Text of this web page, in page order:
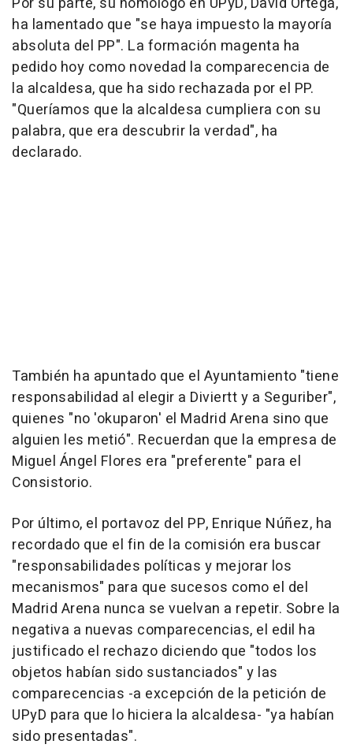
ha lamentado que "se haya impuesto la mayoría
absoluta del PP". La formación magenta ha
pedido hoy como novedad la comparecencia de
la alcaldesa, que ha sido rechazada por el PP.
"Queríamos que la alcaldesa cumpliera con su
palabra, que era descubrir la verdad", ha
declarado.
También ha apuntado que el Ayuntamiento "tiene
responsabilidad al elegir a Diviertt y a Seguriber",
quienes "no 'okuparon' el Madrid Arena sino que
alguien les metió". Recuerdan que la empresa de
Miguel Ángel Flores era "preferente" para el
Consistorio.
Por último, el portavoz del PP, Enrique Núñez, ha
recordado que el fin de la comisión era buscar
"responsabilidades políticas y mejorar los
mecanismos" para que sucesos como el del
Madrid Arena nunca se vuelvan a repetir. Sobre la
negativa a nuevas comparecencias, el edil ha
justificado el rechazo diciendo que "todos los
objetos habían sido sustanciados" y las
comparecencias -a excepción de la petición de
UPyD para que lo hiciera la alcaldesa- "ya habían
sido presentadas".